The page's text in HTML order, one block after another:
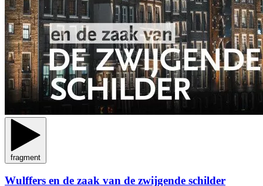
fragment
Wulffers en de zaak van de zwijgende schilder